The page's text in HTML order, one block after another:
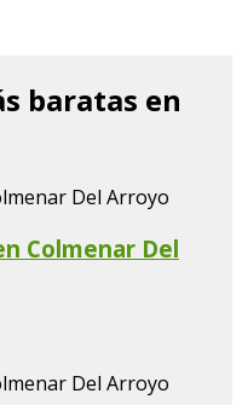
baratas en
Colmenar Del